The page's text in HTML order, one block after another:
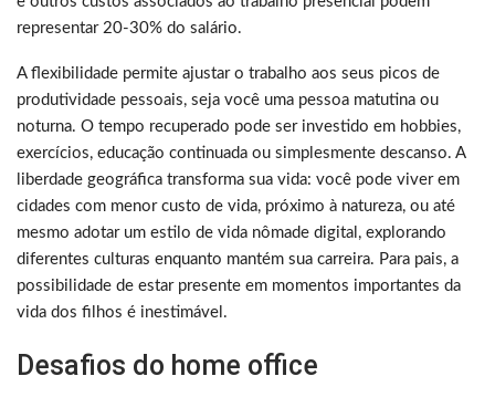
representar 20-30% do salário.
A flexibilidade permite ajustar o trabalho aos seus picos de
produtividade pessoais, seja você uma pessoa matutina ou
noturna. O tempo recuperado pode ser investido em hobbies,
exercícios, educação continuada ou simplesmente descanso. A
liberdade geográfica transforma sua vida: você pode viver em
cidades com menor custo de vida, próximo à natureza, ou até
mesmo adotar um estilo de vida nômade digital, explorando
diferentes culturas enquanto mantém sua carreira. Para pais, a
possibilidade de estar presente em momentos importantes da
vida dos filhos é inestimável.
Desafios do home office